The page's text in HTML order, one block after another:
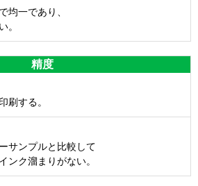
均一であり、
。
精度
刷する。
サンプルと比較して
ンク溜まりがない。